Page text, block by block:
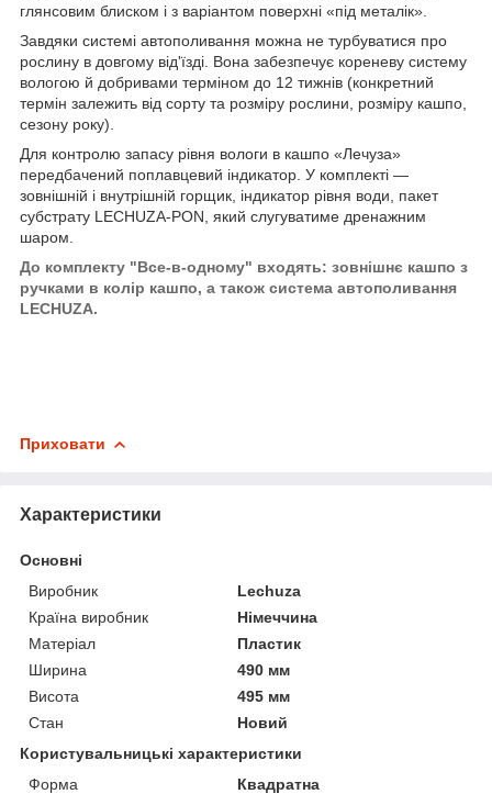
глянсовим блиском і з варіантом поверхні «під металік».
Завдяки системі автополивання можна не турбуватися про
рослину в довгому від'їзді. Вона забезпечує кореневу систему
вологою й добривами терміном до 12 тижнів (конкретний
термін залежить від сорту та розміру рослини, розміру кашпо,
сезону року).
Для контролю запасу рівня вологи в кашпо «Лечуза»
передбачений поплавцевий індикатор. У комплекті —
зовнішній і внутрішній горщик, індикатор рівня води, пакет
субстрату LECHUZA-PON, який слугуватиме дренажним
шаром.
До комплекту "Все-в-одному" входять: зовнішнє кашпо з
ручками в колір кашпо, а також система автополивання
LECHUZA.
Приховати
Характеристики
Основні
Виробник
Lechuza
Країна виробник
Німеччина
Матеріал
Пластик
Ширина
490 мм
Висота
495 мм
Стан
Новий
Користувальницькі характеристики
Форма
Квадратна